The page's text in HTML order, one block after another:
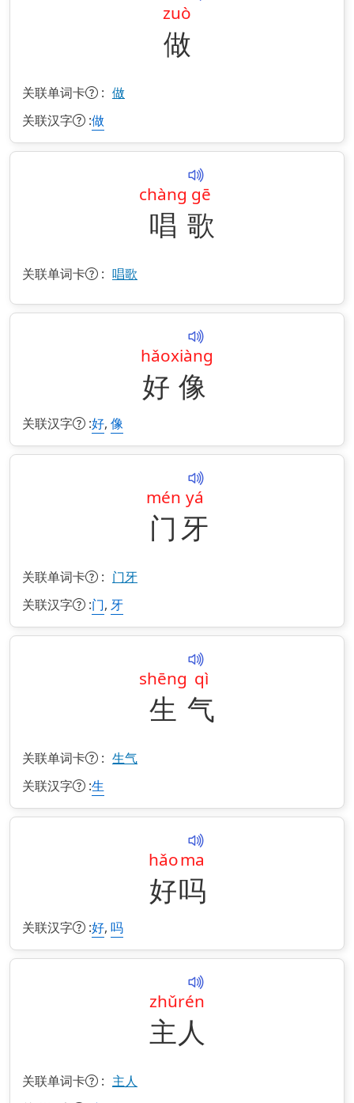
做
zuò
关联单词卡 : 做
关联汉字 :做
唱
chàng
歌
gē
关联单词卡 : 唱歌
好
hǎo
像
xiàng
关联汉字 :好, 像
门
mén
牙
yá
关联单词卡 : 门牙
关联汉字 :门, 牙
生
shēng
气
qì
关联单词卡 : 生气
关联汉字 :生
好
hǎo
吗
ma
关联汉字 :好, 吗
主
zhǔ
人
rén
关联单词卡 : 主人